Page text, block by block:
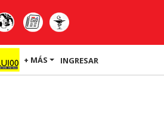
+ MÁS INGRESAR